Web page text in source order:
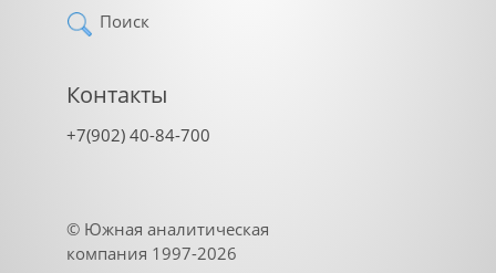
Поиск
Контакты
+7(902) 40-84-700
© Южная аналитическая
компания 1997-2026